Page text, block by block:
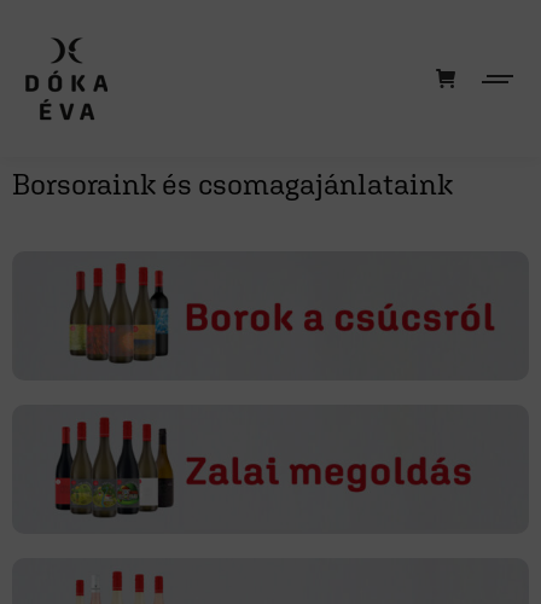
Borsoraink és csomagajánlataink